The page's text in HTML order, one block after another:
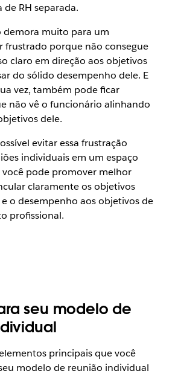
RH separada.
demora muito para um
frustrado porque não consegue
claro em direção aos objetivos
do sólido desempenho dele. E
vez, também pode ficar
não vê o funcionário alinhando
dele.
evitar essa frustração
individuais em um espaço
pode promover melhor
claramente os objetivos
o desempenho aos objetivos de
profissional.
seu modelo de
principais que você
modelo de reunião individual